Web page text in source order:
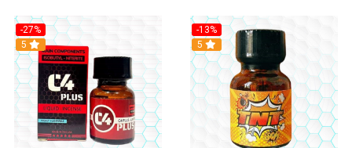
-27%
5
-13%
5